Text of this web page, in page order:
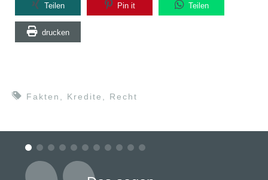
Teilen Pin it Teilen
drucken
Fakten Kredite Recht